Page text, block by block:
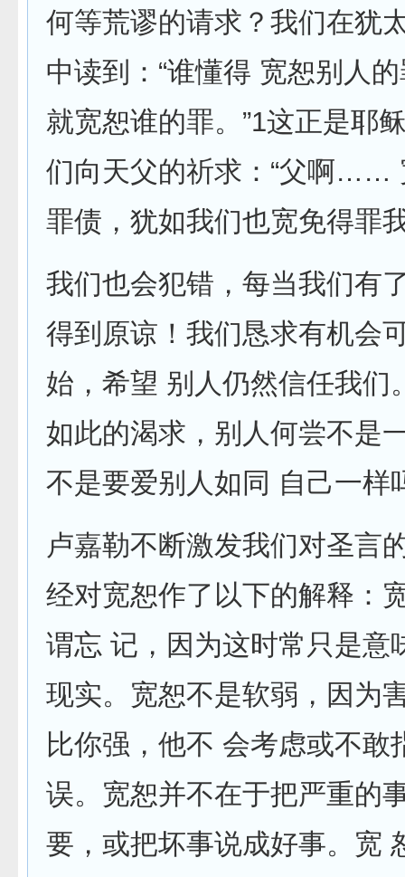
何等荒谬的请求？我们在犹
中读到：“谁懂得 宽恕别人
就宽恕谁的罪。”1这正是耶
们向天父的祈求：“父啊……
罪债，犹如我们也宽免得罪
我们也会犯错，每当我们有
得到原谅！我们恳求有机会
始，希望 别人仍然信任我们
如此的渴求，别人何尝不是
不是要爱别人如同 自己一样
卢嘉勒不断激发我们对圣言
经对宽恕作了以下的解释：
谓忘 记，因为这时常只是意
现实。宽恕不是软弱，因为
比你强，他不 会考虑或不敢
误。宽恕并不在于把严重的
要，或把坏事说成好事。宽